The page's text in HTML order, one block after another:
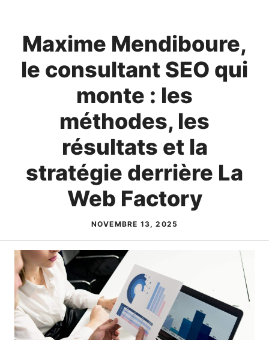
Maxime Mendiboure,
le consultant SEO qui
monte : les
méthodes, les
résultats et la
stratégie derrière La
Web Factory
NOVEMBRE 13, 2025